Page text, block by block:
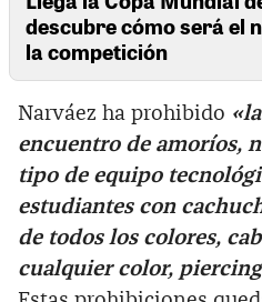
descubre cómo será el
la competición
Narváez ha prohibido
encuentro de amoríos,
tipo de equipo
estudiantes con
de todos los colores,
cualquier color,